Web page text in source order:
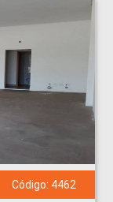
Código: 4462